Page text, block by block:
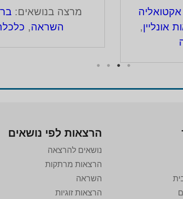
מרצה בנושאים:
השראה,
אקטואליה
אונליין,
הרצאות לפי נושאים
נושאים להרצאה
הרצאות מרתקות
השראה
הרצאות זוגיות